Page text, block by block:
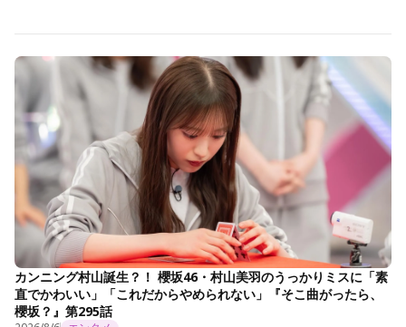
カンニング村山誕生？！ 櫻坂46・村山美羽のうっかりミスに「素
直でかわいい」「これだからやめられない」『そこ曲がったら、
櫻坂？』第295話